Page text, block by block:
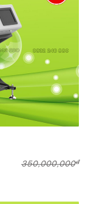
350,000,000đ